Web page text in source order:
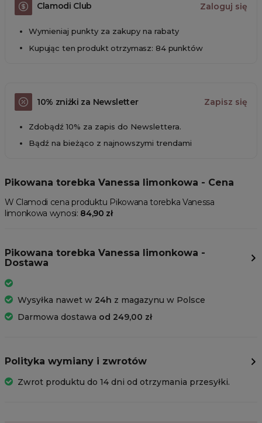
Clamodi Club Zaloguj się
Wymieniaj punkty za zakupy na rabaty
Kupując ten produkt otrzymasz: 84 punktów
10% zniżki za Newsletter Zapisz się
Zdobądź 10% za zapis do Newslettera.
Bądź na bieżąco z najnowszymi trendami
Pikowana torebka Vanessa limonkowa - Cena
W Clamodi cena produktu Pikowana torebka Vanessa
limonkowa wynosi: 84,90 zł
Pikowana torebka Vanessa limonkowa -
Dostawa
Wysyłka nawet w 24h z magazynu w Polsce
Darmowa dostawa od 249,00 zł
Polityka wymiany i zwrotów
Zwrot produktu do 14 dni od otrzymania przesyłki.